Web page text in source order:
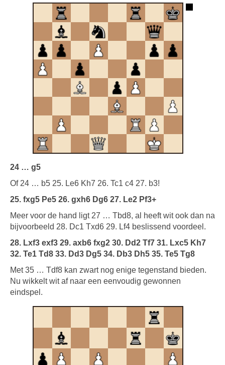
24 … g5
Of 24 … b5 25. Le6 Kh7 26. Tc1 c4 27. b3!
25. fxg5 Pe5 26. gxh6 Dg6 27. Le2 Pf3+
Meer voor de hand ligt 27 … Tbd8, al heeft wit ook dan na
bijvoorbeeld 28. Dc1 Txd6 29. Lf4 beslissend voordeel.
28. Lxf3 exf3 29. axb6 fxg2 30. Dd2 Tf7 31. Lxc5 Kh7
32. Te1 Td8 33. Dd3 Dg5 34. Db3 Dh5 35. Te5 Tg8
Met 35 … Tdf8 kan zwart nog enige tegenstand bieden.
Nu wikkelt wit af naar een eenvoudig gewonnen
eindspel.